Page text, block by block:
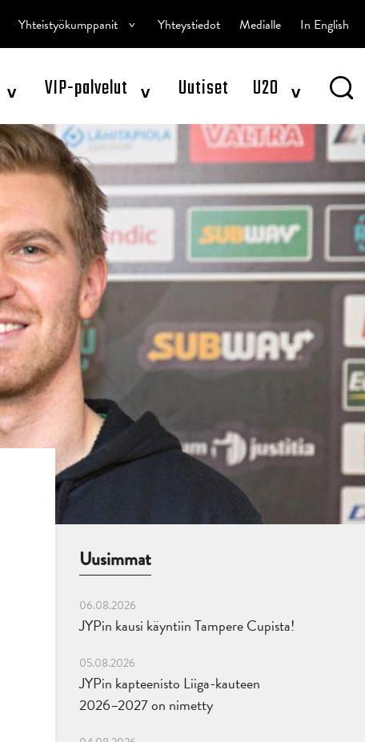
^ VIP-palvelut ^ Uutiset U20 ^
Yhteistyökumppanit ^ Yhteystiedot Medialle In English
Uusimmat
06.08.2026
JYPin kausi käyntiin Tampere Cupista!
05.08.2026
JYPin kapteenisto Liiga-kauteen
2026–2027 on nimetty